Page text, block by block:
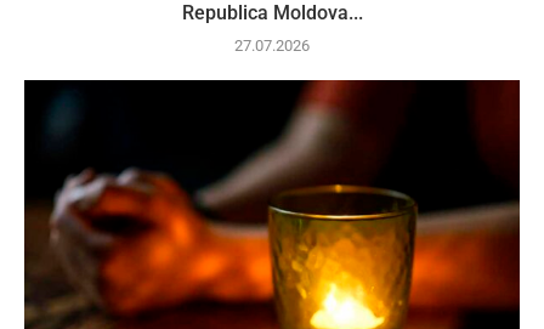
Republica Moldova...
27.07.2026